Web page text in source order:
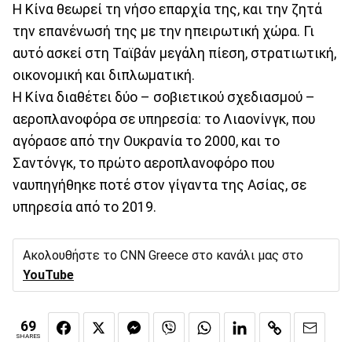
Η Κίνα θεωρεί τη νήσο επαρχία της, και την ζητά
την επανένωσή της με την ηπειρωτική χώρα. Γι
αυτό ασκεί στη Ταϊβάν μεγάλη πίεση, στρατιωτική,
οικονομική και διπλωματική.
Η Κίνα διαθέτει δύο – σοβιετικού σχεδιασμού –
αεροπλανοφόρα σε υπηρεσία: το Λιαονίνγκ, που
αγόρασε από την Ουκρανία το 2000, και το
Σαντόνγκ, το πρώτο αεροπλανοφόρο που
ναυπηγήθηκε ποτέ στον γίγαντα της Ασίας, σε
υπηρεσία από το 2019.
Ακολουθήστε το CNN Greece στο κανάλι μας στο
YouTube
69
SHARES